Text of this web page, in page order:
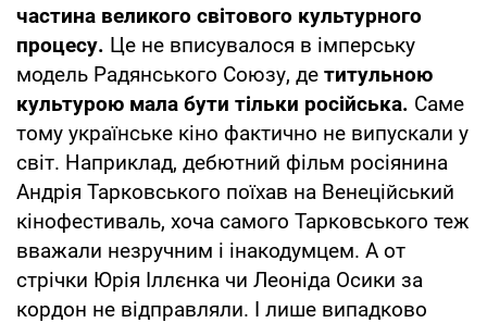
частина великого світового культурного
процесу. Це не вписувалося в імперську
модель Радянського Союзу, де титульною
культурою мала бути тільки російська. Саме
тому українське кіно фактично не випускали у
світ. Наприклад, дебютний фільм росіянина
Андрія Тарковського поїхав на Венеційський
кінофестиваль, хоча самого Тарковського теж
вважали незручним і інакодумцем. А от
стрічки Юрія Іллєнка чи Леоніда Осики за
кордон не відправляли. І лише випадково